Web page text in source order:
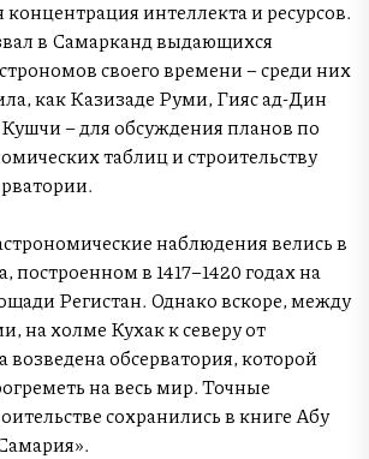
концентрация интеллекта и ресурсов.
в Самарканд выдающихся
своего времени – среди них
как Казизаде Руми, Гияс ад-Дин
– для обсуждения планов по
таблиц и строительству
наблюдения велись в
построенном в 1417–1420 годах на
Регистан. Однако вскоре, между
на холме Кухак к северу от
обсерватория, которой
на весь мир. Точные
сохранились в книге Абу